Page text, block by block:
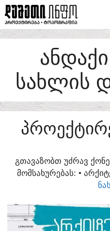
SKIP
TO
CONTENT
ᲡᲐᲮᲚᲘᲡ
ᲒᲗᲐᲕᲐᲖᲝᲑᲗ ᲣᲫᲠᲐᲕ
ᲛᲝᲛᲡᲐᲮᲣᲠᲔᲑᲐᲡ:​ •